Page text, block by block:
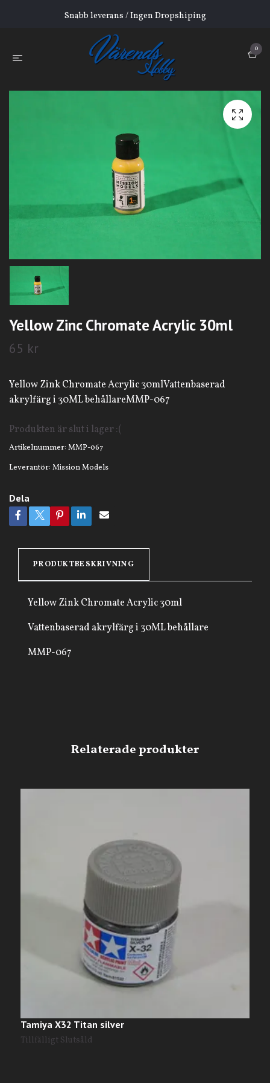
Snabb leverans / Ingen Dropshiping
0
Yellow Zinc Chromate Acrylic 30ml
65 kr
Yellow Zink Chromate Acrylic 30mlVattenbaserad
akrylfärg i 30ML behållareMMP-067
Produkten är slut i lager :(
Artikelnummer: MMP-067
Leverantör: Mission Models
Dela
PRODUKTBESKRIVNING
Yellow Zink Chromate Acrylic 30ml
Vattenbaserad akrylfärg i 30ML behållare
MMP-067
Tamiya X32 Titan silver
Tillfälligt Slutsåld